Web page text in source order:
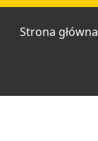
Strona główna